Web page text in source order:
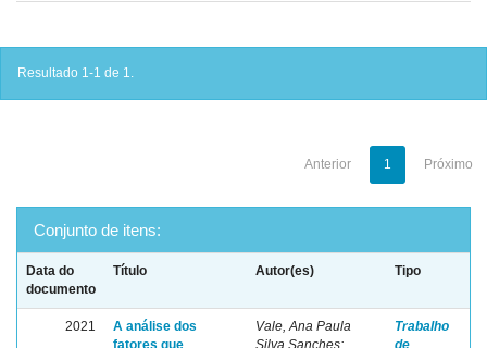
Resultado 1-1 de 1.
Anterior 1 Próximo
Conjunto de itens:
Data do
documento
Título Autor(es) Tipo
2021
A análise dos
fatores que
Vale, Ana Paula
Silva Sanches;
Trabalho
de